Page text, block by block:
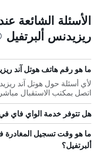
الأسئلة الشائعة
ريزيدنس ألبرتفيل
ما هو رقم هاتف هوتل آند
لأي أسئلة حول هوتل آند
اتصل بمكتب الاستقبال مباشرة على +33
هل تتوفر خدمة الواي فاي في
ما هو وقت تسجيل المغادرة
ألبرتفيل؟